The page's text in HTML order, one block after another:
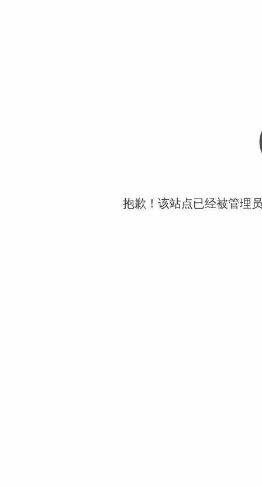
抱歉！该站点已经被管理